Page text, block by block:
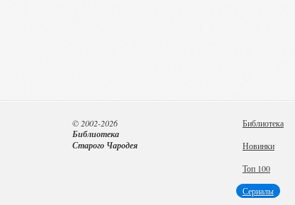
Библиотека
Новинки
Топ 100
Сериалы
© 2002-2026
Библиотека
Старого Чародея